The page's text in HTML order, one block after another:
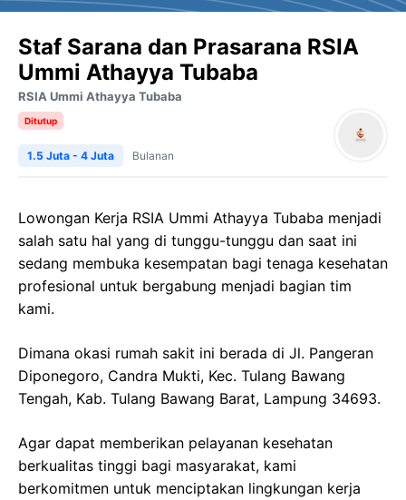
Staf Sarana dan Prasarana RSIA
Ummi Athayya Tubaba
RSIA Ummi Athayya Tubaba
Ditutup
1.5 Juta - 4 Juta Bulanan
Lowongan Kerja RSIA Ummi Athayya Tubaba menjadi
salah satu hal yang di tunggu-tunggu dan saat ini
sedang membuka kesempatan bagi tenaga kesehatan
profesional untuk bergabung menjadi bagian tim
kami.
Dimana okasi rumah sakit ini berada di Jl. Pangeran
Diponegoro, Candra Mukti, Kec. Tulang Bawang
Tengah, Kab. Tulang Bawang Barat, Lampung 34693.
Agar dapat memberikan pelayanan kesehatan
berkualitas tinggi bagi masyarakat, kami
berkomitmen untuk menciptakan lingkungan kerja